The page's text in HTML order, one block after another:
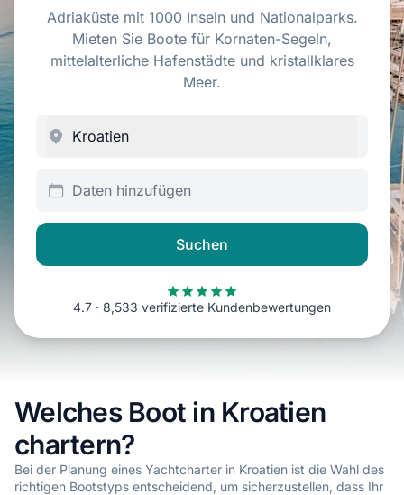
Français
Polski
Adriaküste mit 1000 Inseln und Nationalparks.
Mieten Sie Boote für Kornaten-Segeln,
mittelalterliche Hafenstädte und kristallklares
Meer.
Daten hinzufügen
Suchen
4.7 · 8,533 verifizierte Kundenbewertungen
Welches Boot in Kroatien
chartern?
Bei der Planung eines Yachtcharter in Kroatien ist die Wahl des
richtigen Bootstyps entscheidend, um sicherzustellen, dass Ihr